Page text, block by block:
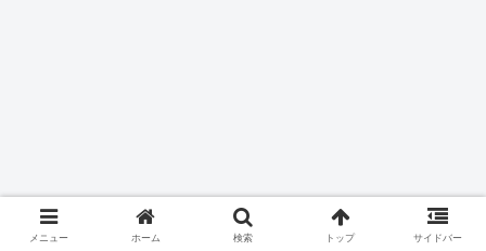
メニュー ホーム 検索 トップ サイドバー